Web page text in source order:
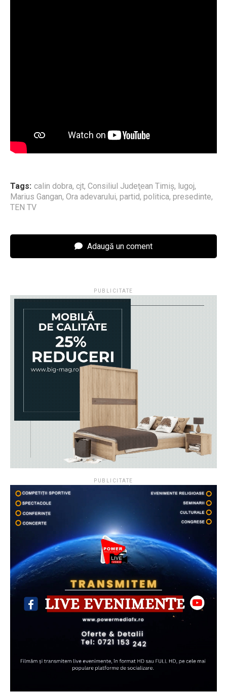
Tags: calin dobra, cjt, Consiliul Judeţean Timiş, lugoj,
Marius Gangan, Ora adevarului, partid, politica, presedinte,
TEN TV
Adaugă un coment
PUBLICITATE
PUBLICITATE